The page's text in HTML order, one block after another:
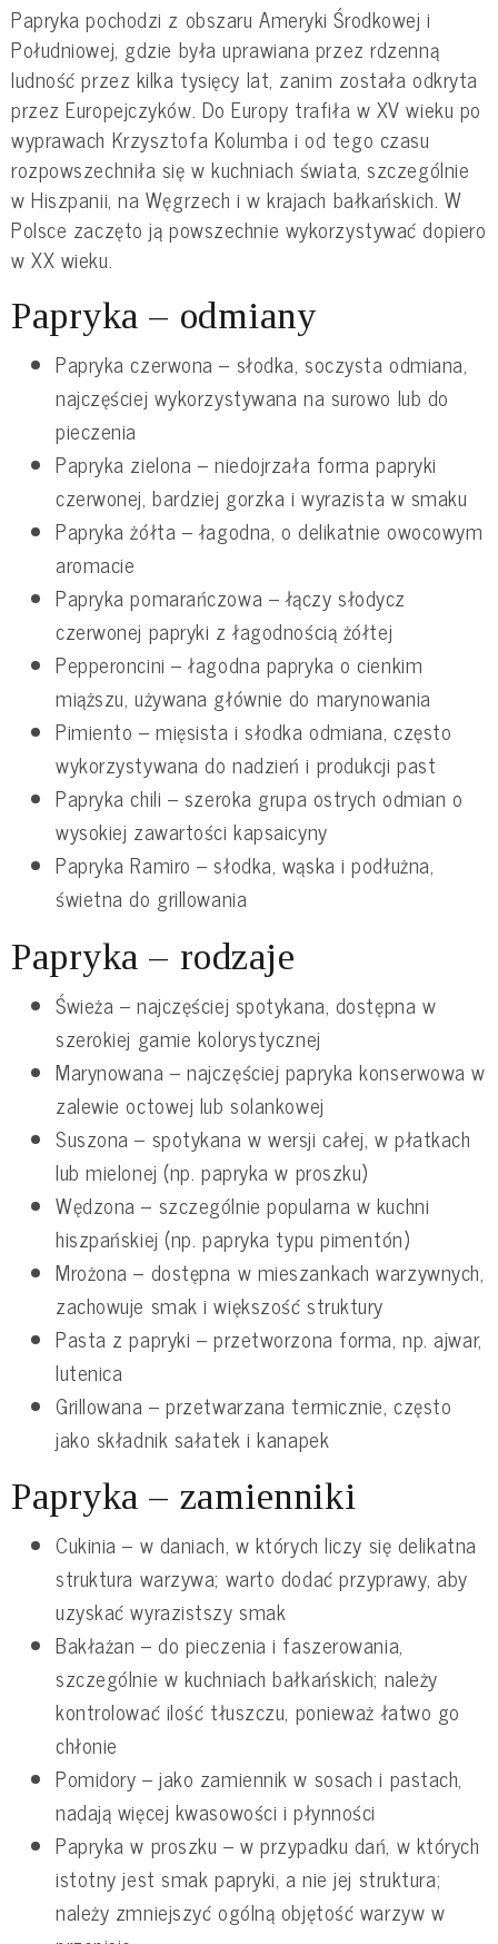
Papryka pochodzi z obszaru Ameryki Środkowej i
Południowej, gdzie była uprawiana przez rdzenną
ludność przez kilka tysięcy lat, zanim została odkryta
przez Europejczyków. Do Europy trafiła w XV wieku po
wyprawach Krzysztofa Kolumba i od tego czasu
rozpowszechniła się w kuchniach świata, szczególnie
w Hiszpanii, na Węgrzech i w krajach bałkańskich. W
Polsce zaczęto ją powszechnie wykorzystywać dopiero
w XX wieku.
Papryka – odmiany
Papryka czerwona – słodka, soczysta odmiana,
najczęściej wykorzystywana na surowo lub do
pieczenia
Papryka zielona – niedojrzała forma papryki
czerwonej, bardziej gorzka i wyrazista w smaku
Papryka żółta – łagodna, o delikatnie owocowym
aromacie
Papryka pomarańczowa – łączy słodycz
czerwonej papryki z łagodnością żółtej
Pepperoncini – łagodna papryka o cienkim
miąższu, używana głównie do marynowania
Pimiento – mięsista i słodka odmiana, często
wykorzystywana do nadzień i produkcji past
Papryka chili – szeroka grupa ostrych odmian o
wysokiej zawartości kapsaicyny
Papryka Ramiro – słodka, wąska i podłużna,
świetna do grillowania
Papryka – rodzaje
Świeża – najczęściej spotykana, dostępna w
szerokiej gamie kolorystycznej
Marynowana – najczęściej papryka konserwowa w
zalewie octowej lub solankowej
Suszona – spotykana w wersji całej, w płatkach
lub mielonej (np. papryka w proszku)
Wędzona – szczególnie popularna w kuchni
hiszpańskiej (np. papryka typu pimentón)
Mrożona – dostępna w mieszankach warzywnych,
zachowuje smak i większość struktury
Pasta z papryki – przetworzona forma, np. ajwar,
lutenica
Grillowana – przetwarzana termicznie, często
jako składnik sałatek i kanapek
Papryka – zamienniki
Cukinia – w daniach, w których liczy się delikatna
struktura warzywa; warto dodać przyprawy, aby
uzyskać wyrazistszy smak
Bakłażan – do pieczenia i faszerowania,
szczególnie w kuchniach bałkańskich; należy
kontrolować ilość tłuszczu, ponieważ łatwo go
chłonie
Pomidory – jako zamiennik w sosach i pastach,
nadają więcej kwasowości i płynności
Papryka w proszku – w przypadku dań, w których
istotny jest smak papryki, a nie jej struktura;
należy zmniejszyć ogólną objętość warzyw w